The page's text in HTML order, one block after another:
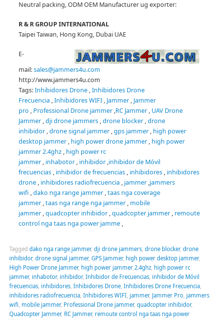
Neutral packing, ODM OEM Manufacturer ug exporter:
R & R GROUP INTERNATIONAL
Taipei Taiwan, Hong Kong, Dubai UAE
E-
mail:sales@jammers4u.com
http://www.jammers4u.com
Tags:Inhibidores Drone,Inhibidores Drone
Frecuencia ,Inhibidores WIFI, Jammer, Jammer
pro , Professional Drone jammer,RC Jammer, UAV Drone
Jammer,dji drone jammers,drone blocker,drone
inhibidor,drone signal jammer,gps jammer, high power
desktop jammer, high power drone jammer, high power
jammer 2.4ghz, high power rc
jammer, inhabotor, inhibidor,inhibidor de Móvil
frecuencias, inhibidor de frecuencias, inhibidores, inhibidores
drone, inhibidores radiofrecuencia , jammer,jammers
wifi ,dako nga range jammer,taas nga coverage
jammer,taas nga range nga jammer, mobile
jammer,quadcopter inhibidor,quadcopter jammer, remoute
control nga taas nga power jamme,
Tagged dako nga range jammer, dji drone jammers, drone blocker, drone
inhibidor, drone signal jammer, GPS Jammer, high power desktop jammer,
High Power Drone Jammer, high power jammer 2.4ghz, high power rc
jammer, inhabotor, inhibidor, Inhibidor de Frecuencias, inhibidor de Móvil
frecuencias, inhibidores, Inhibidores Drone, Inhibidores Drone Frecuencia,
inhibidores radiofrecuencia, Inhibidores WIFI, jammer, Jammer Pro, jammers
wifi mobile jammer, Professional Drone jammer, quadcopter inhibidor,
Quadcopter Jammer, RC Jammer, remoute control nga taas nga power